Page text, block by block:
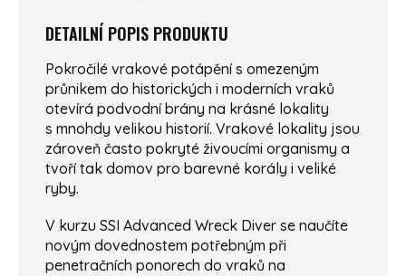
DETAILNÍ POPIS PRODUKTU
Pokročilé vrakové potápění s omezeným
průnikem do historických i moderních vraků
otevírá podvodní brány na krásné lokality
s mnohdy velikou historií. Vrakové lokality jsou
zároveň často pokryté živoucími organismy a
tvoří tak domov pro barevné korály i veliké
ryby.
V kurzu SSI Advanced Wreck Diver se naučíte
novým dovednostem potřebným při
penetračních ponorech do vraků na